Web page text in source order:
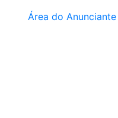
Área do Anunciante